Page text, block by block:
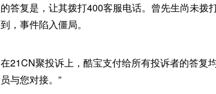
的答复是，让其拨打400客服电话。曾先生尚未
到，事件陷入僵局。
在21CN聚投诉上，酷宝支付给所有投诉者的答复
员与您对接。”